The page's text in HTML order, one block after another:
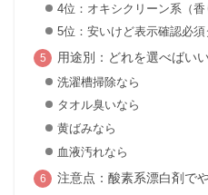
4位：オキシクリーン系（香
5位：安いけど表示確認必須
用途別：どれを選べばい
洗濯槽掃除なら
タオル臭いなら
黄ばみなら
血液汚れなら
注意点：酸素系漂白剤で